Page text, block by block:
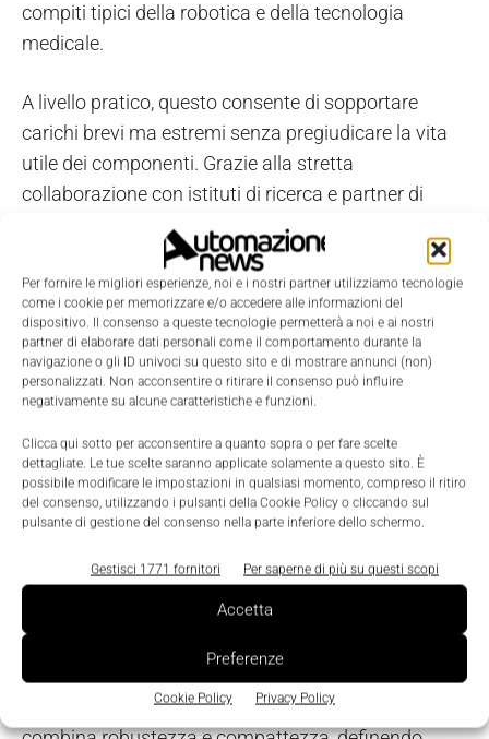
Per fornire le migliori esperienze, noi e i nostri partner utilizziamo tecnologie
come i cookie per memorizzare e/o accedere alle informazioni del
dispositivo. Il consenso a queste tecnologie permetterà a noi e ai nostri
partner di elaborare dati personali come il comportamento durante la
navigazione o gli ID univoci su questo sito e di mostrare annunci (non)
personalizzati. Non acconsentire o ritirare il consenso può influire
negativamente su alcune caratteristiche e funzioni.
Clicca qui sotto per acconsentire a quanto sopra o per fare scelte
dettagliate. Le tue scelte saranno applicate solamente a questo sito. È
possibile modificare le impostazioni in qualsiasi momento, compreso il ritiro
del consenso, utilizzando i pulsanti della Cookie Policy o cliccando sul
pulsante di gestione del consenso nella parte inferiore dello schermo.
Gestisci 1771 fornitori Per saperne di più su questi scopi
Accetta
Preferenze
Cookie Policy Privacy Policy
compiti tipici della robotica e della tecnologia
medicale.
A livello pratico, questo consente di sopportare
carichi brevi ma estremi senza pregiudicare la vita
utile dei componenti. Grazie alla stretta
collaborazione con istituti di ricerca e partner di
sviluppo leader, la tecnologia FAULHABER è sempre
SCOPRI DI PIÙSULLA TECNOLOGIA
FAULHABER BXI
Un esempio: il sistema di
azionamento integrato
FAULHABER BXI
applicazioni con movimenti dinamici e
antropomorfi, in ambito robotico, FAULHABER
il sistema di azionamento integrato BXI.
Il motore a rotore interno della serie 9317 BXI G